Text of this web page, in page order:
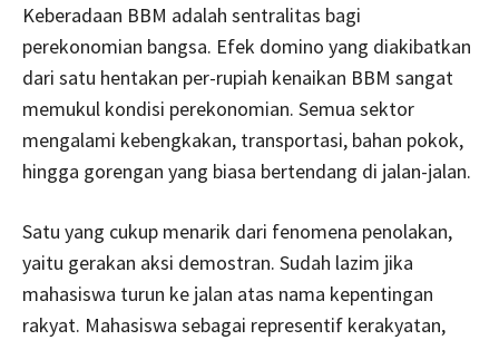
Keberadaan BBM adalah sentralitas bagi
perekonomian bangsa. Efek domino yang diakibatkan
dari satu hentakan per-rupiah kenaikan BBM sangat
memukul kondisi perekonomian. Semua sektor
mengalami kebengkakan, transportasi, bahan pokok,
hingga gorengan yang biasa bertendang di jalan-jalan.
Satu yang cukup menarik dari fenomena penolakan,
yaitu gerakan aksi demostran. Sudah lazim jika
mahasiswa turun ke jalan atas nama kepentingan
rakyat. Mahasiswa sebagai representif kerakyatan,